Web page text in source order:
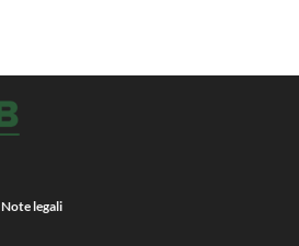
Note legali